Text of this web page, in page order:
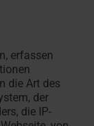
erfassen
die Art des
der
die IP-